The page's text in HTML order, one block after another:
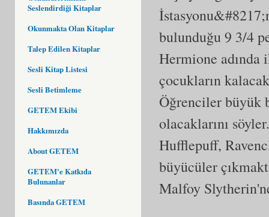
Seslendirdiği Kitaplar
Okunmakta Olan Kitaplar
Talep Edilen Kitaplar
Sesli Kitap Listesi
Sesli Betimleme
GETEM Ekibi
Hakkımızda
About GETEM
GETEM'e Katkıda
Bulunanlar
Basında GETEM
bulunduğu 9 3/4
Hermione adında
çocukların
Öğrenciler büyük
olacaklarını
Hufflepuff,
büyücüler
Malfoy